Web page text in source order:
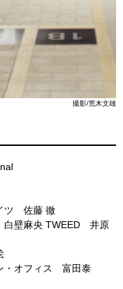
撮影/荒木文雄
ツ 佐藤 徹
壁麻央 TWEED 井原
・オフィス 富田泰